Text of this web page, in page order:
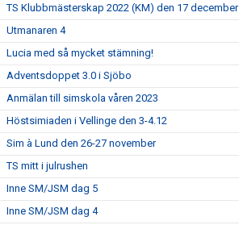
TS Klubbmästerskap 2022 (KM) den 17 december
Utmanaren 4
Lucia med så mycket stämning!
Adventsdoppet 3.0 i Sjöbo
Anmälan till simskola våren 2023
Höstsimiaden i Vellinge den 3-4.12
Sim à Lund den 26-27 november
TS mitt i julrushen
Inne SM/JSM dag 5
Inne SM/JSM dag 4